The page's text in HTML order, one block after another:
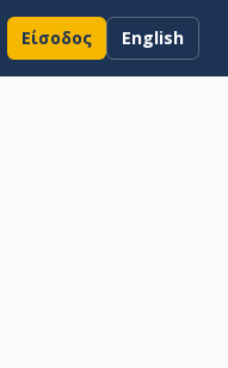
Είσοδος English